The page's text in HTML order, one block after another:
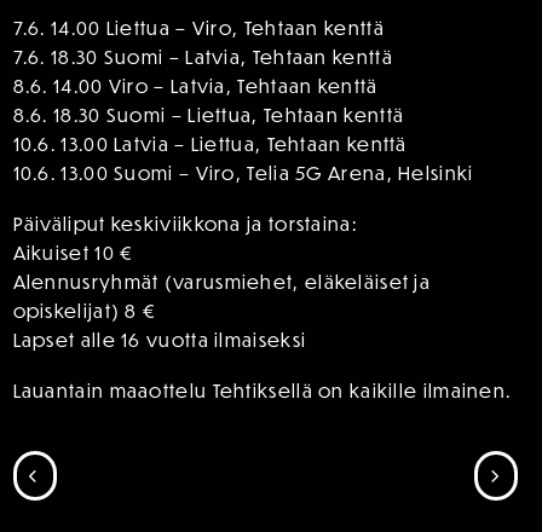
7.6. 14.00 Liettua – Viro, Tehtaan kenttä
7.6. 18.30 Suomi – Latvia, Tehtaan kenttä
8.6. 14.00 Viro – Latvia, Tehtaan kenttä
8.6. 18.30 Suomi – Liettua, Tehtaan kenttä
10.6. 13.00 Latvia – Liettua, Tehtaan kenttä
10.6. 13.00 Suomi – Viro, Telia 5G Arena, Helsinki
Päiväliput keskiviikkona ja torstaina:
Aikuiset 10 €
Alennusryhmät (varusmiehet, eläkeläiset ja
opiskelijat) 8 €
Lapset alle 16 vuotta ilmaiseksi
Lauantain maaottelu Tehtiksellä on kaikille ilmainen.
SIIRRY EDELLISEEN